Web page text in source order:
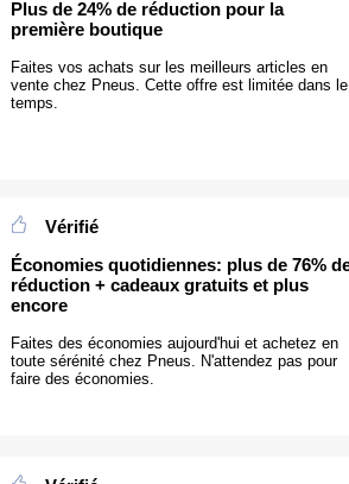
Plus de 24% de réduction pour la
première boutique
Faites vos achats sur les meilleurs articles en
vente chez Pneus. Cette offre est limitée dans le
temps.
Vérifié
Économies quotidiennes: plus de 76%
réduction + cadeaux gratuits et plus
encore
Faites des économies aujourd'hui et achetez en
toute sérénité chez Pneus. N'attendez pas pour
faire des économies.